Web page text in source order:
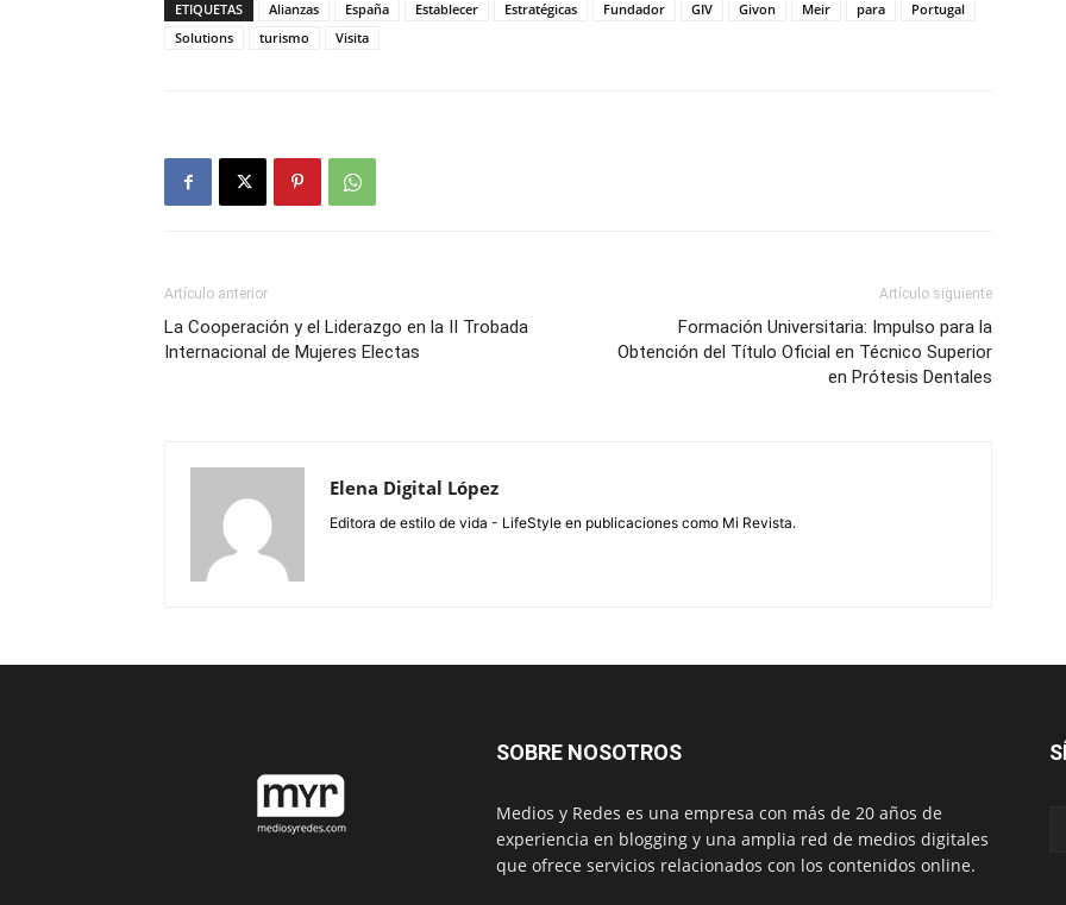
ETIQUETAS Alianzas España Establecer Estratégicas Fundador GIV Givon Meir para
Portugal
Solutions
turismo Visita
Artículo anterior
La Cooperación y el Liderazgo en la II Trobada
Internacional de Mujeres Electas
Artículo siguiente
Formación Universitaria: Impulso para la
Obtención del Título Oficial en Técnico Superior
en Prótesis Dentales
Elena Digital López
Editora de estilo de vida - LifeStyle en publicaciones como Mi Revista.
SOBRE NOSOTROS
Medios y Redes es una empresa con más de 20 años de
experiencia en blogging y una amplia red de medios digitales
que ofrece servicios relacionados con los contenidos online.